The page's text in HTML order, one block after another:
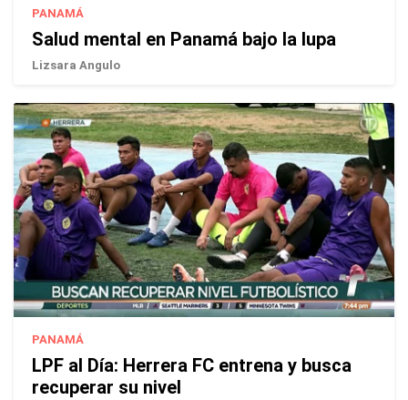
PANAMÁ
Salud mental en Panamá bajo la lupa
Lizsara Angulo
PANAMÁ
LPF al Día: Herrera FC entrena y busca
recuperar su nivel